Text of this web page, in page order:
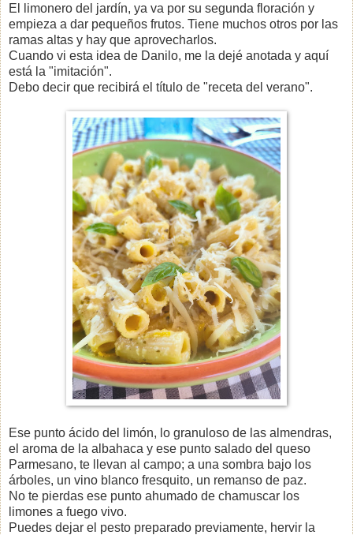
El limonero del jardín, ya va por su segunda floración y
empieza a dar pequeños frutos. Tiene muchos otros por las
ramas altas y hay que aprovecharlos.
Cuando vi esta idea de Danilo, me la dejé anotada y aquí
está la "imitación".
Debo decir que recibirá el título de "receta del verano".
Ese punto ácido del limón, lo granuloso de las almendras,
el aroma de la albahaca y ese punto salado del queso
Parmesano, te llevan al campo; a una sombra bajo los
árboles, un vino blanco fresquito, un remanso de paz.
No te pierdas ese punto ahumado de chamuscar los
limones a fuego vivo.
Puedes dejar el pesto preparado previamente, hervir la